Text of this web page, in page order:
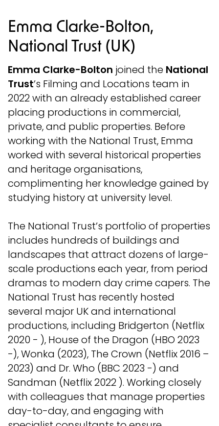
Emma Clarke-Bolton,
National Trust (UK)
Emma Clarke-Bolton joined the National
Trust’s Filming and Locations team in
2022 with an already established career
placing productions in commercial,
private, and public properties. Before
working with the National Trust, Emma
worked with several historical properties
and heritage organisations,
complimenting her knowledge gained by
studying history at university level.
The National Trust’s portfolio of properties
includes hundreds of buildings and
landscapes that attract dozens of large-
scale productions each year, from period
dramas to modern day crime capers. The
National Trust has recently hosted
several major UK and international
productions, including Bridgerton (Netflix
2020 - ), House of the Dragon (HBO 2023
-), Wonka (2023), The Crown (Netflix 2016 –
2023) and Dr. Who (BBC 2023 -) and
Sandman (Netflix 2022 ). Working closely
with colleagues that manage properties
day-to-day, and engaging with